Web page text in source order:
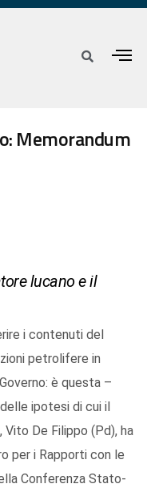
Memorandum
lucano e il
i contenuti del
petrolifere in
è questa –
ipotesi di cui il
De Filippo (Pd), ha
per i Rapporti con le
Conferenza Stato-